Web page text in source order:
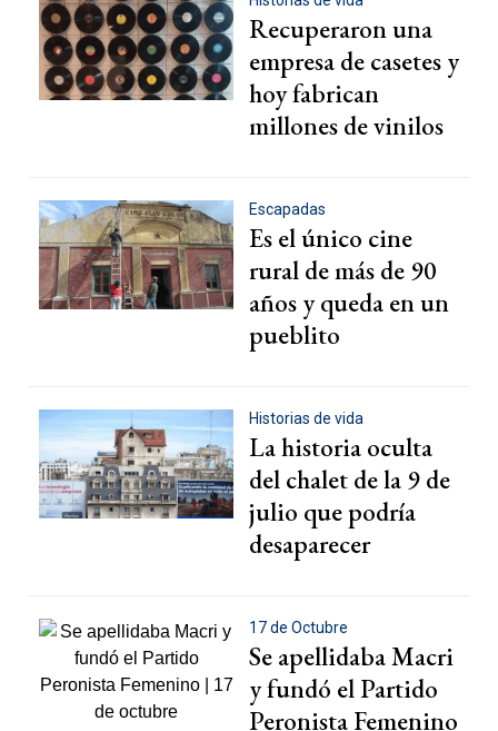
Recuperaron una
empresa de casetes y
hoy fabrican
millones de vinilos
Escapadas
Es el único cine
rural de más de 90
años y queda en un
pueblito
Historias de vida
La historia oculta
del chalet de la 9 de
julio que podría
desaparecer
17 de Octubre
Se apellidaba Macri
y fundó el Partido
Peronista Femenino